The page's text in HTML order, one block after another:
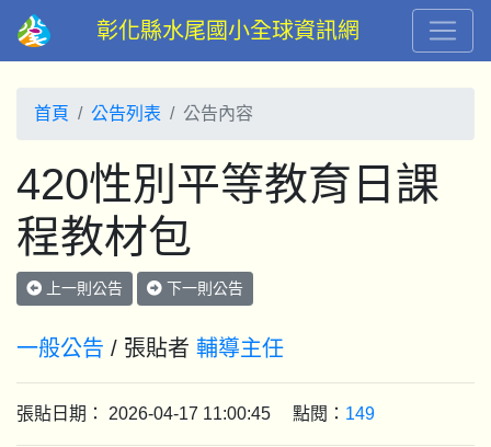
彰化縣水尾國小全球資訊網
首頁 公告列表 公告內容
420性別平等教育日課
程教材包
上一則公告 下一則公告
一般公告 / 張貼者 輔導主任
張貼日期： 2026-04-17 11:00:45 點閱： 149